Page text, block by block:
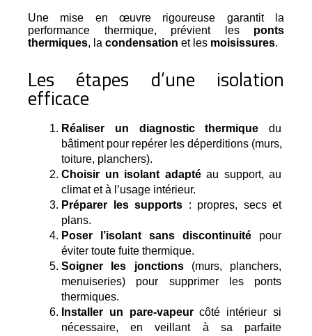
Une mise en œuvre rigoureuse garantit la
performance thermique, prévient les ponts
thermiques, la condensation et les moisissures.
Les étapes d’une isolation
efficace
Réaliser un diagnostic thermique du
bâtiment pour repérer les déperditions (murs,
toiture, planchers).
Choisir un isolant adapté au support, au
climat et à l’usage intérieur.
Préparer les supports : propres, secs et
plans.
Poser l’isolant sans discontinuité pour
éviter toute fuite thermique.
Soigner les jonctions (murs, planchers,
menuiseries) pour supprimer les ponts
thermiques.
Installer un pare-vapeur côté intérieur si
nécessaire, en veillant à sa parfaite